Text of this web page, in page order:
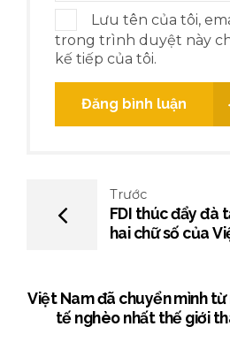
Lưu tên của tôi,
trong trình duyệt này
kế tiếp của tôi.
Đăng bình luận
Trước
FDI thúc đẩy đà
hai chữ số của
Việt Nam đã chuyển mình từ
tế nghèo nhất thế giới